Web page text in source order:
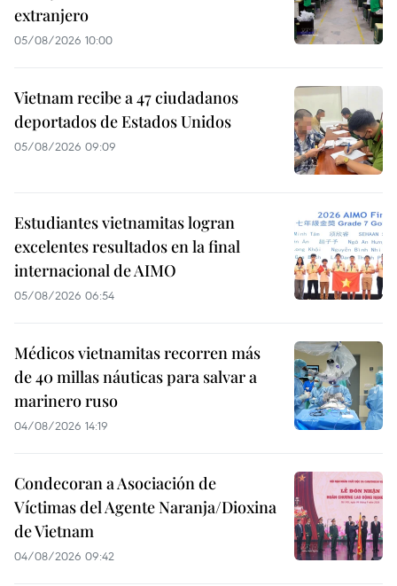
extranjero
05/08/2026 10:00
Vietnam recibe a 47 ciudadanos
deportados de Estados Unidos
05/08/2026 09:09
Estudiantes vietnamitas logran
excelentes resultados en la final
internacional de AIMO
05/08/2026 06:54
Médicos vietnamitas recorren más
de 40 millas náuticas para salvar a
marinero ruso
04/08/2026 14:19
Condecoran a Asociación de
Víctimas del Agente Naranja/Dioxina
de Vietnam
04/08/2026 09:42